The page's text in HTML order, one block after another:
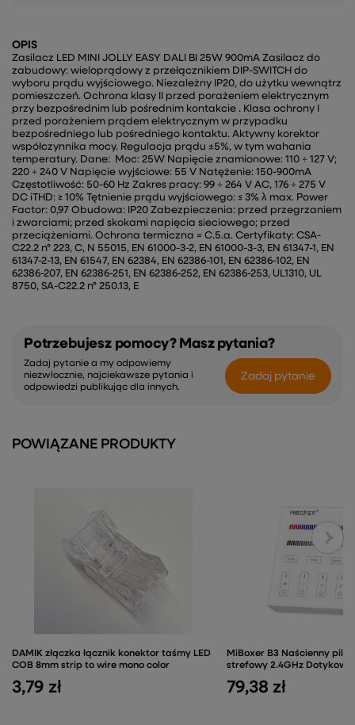
OPIS
Zasilacz LED MINI JOLLY EASY DALI BI 25W 900mA Zasilacz do
zabudowy: wieloprądowy z przełącznikiem DIP-SWITCH do
wyboru prądu wyjściowego. Niezależny IP20, do użytku wewnątrz
pomieszczeń. Ochrona klasy II przed porażeniem elektrycznym
przy bezpośrednim lub pośrednim kontakcie . Klasa ochrony I
przed porażeniem prądem elektrycznym w przypadku
bezpośredniego lub pośredniego kontaktu. Aktywny korektor
współczynnika mocy. Regulacja prądu ±5%, w tym wahania
temperatury. Dane: Moc: 25W Napięcie znamionowe: 110 ÷ 127 V;
220 ÷ 240 V Napięcie wyjściowe: 55 V Natężenie: 150-900mA
Częstotliwość: 50-60 Hz Zakres pracy: 99 ÷ 264 V AC, 176 ÷ 275 V
DC iTHD: ≥ 10% Tętnienie prądu wyjściowego: ≤ 3% λ max. Power
Factor: 0,97 Obudowa: IP20 Zabezpieczenia: przed przegrzaniem
i zwarciami; przed skokami napięcia sieciowego; przed
przeciążeniami. Ochrona termiczna = C.5.a. Certyfikaty: CSA-
C22.2 n° 223, C, N 55015, EN 61000-3-2, EN 61000-3-3, EN 61347-1, EN
61347-2-13, EN 61547, EN 62384, EN 62386-101, EN 62386-102, EN
62386-207, EN 62386-251, EN 62386-252, EN 62386-253, UL1310, UL
8750, SA-C22.2 n° 250.13, E
Potrzebujesz pomocy? Masz pytania?
Zadaj pytanie a my odpowiemy
niezwłocznie, najciekawsze pytania i
odpowiedzi publikując dla innych.
Zadaj pytanie
POWIĄZANE PRODUKTY
DAMIK złączka łącznik konektor taśmy LED
COB 8mm strip to wire mono color
3,79 zł
MiBoxer B3 Naścienny pilot
strefowy 2.4GHz Dotykowy
79,38 zł